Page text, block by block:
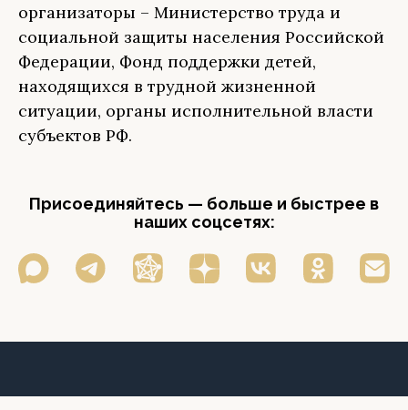
организаторы – Министерство труда и
социальной защиты населения Российской
Федерации, Фонд поддержки детей,
находящихся в трудной жизненной
ситуации, органы исполнительной власти
субъектов РФ.
Присоединяйтесь — больше и быстрее в
наших соцсетях: